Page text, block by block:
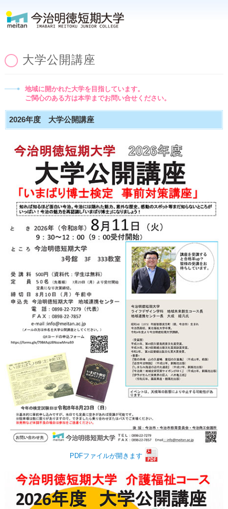
大学公開講座
地域に開かれた大学を目指しています。
ご関心のある方は本学までお問い合せください。
2026年度 大学公開講座
PDFファイルが開きます